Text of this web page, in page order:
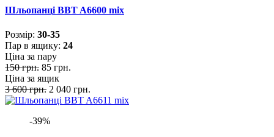
Шльопанці BBT A6600 mix
Розмiр: 30-35
Пар в ящику: 24
Ціна за пару
150 грн. 85 грн.
Ціна за ящик
3 600 грн. 2 040 грн.
-39%